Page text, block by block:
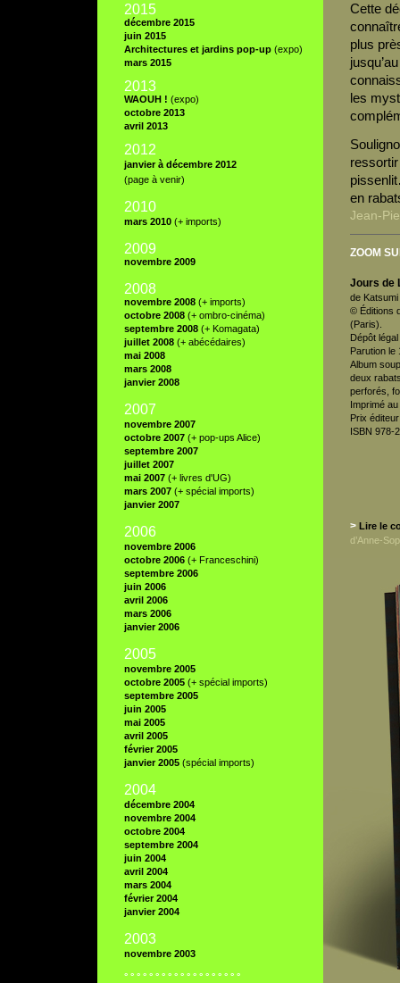
2015
décembre 2015
juin 2015
Architectures et jardins pop-up(expo)
mars 2015
2013
WAOUH ! (expo)
octobre 2013
avril 2013
2012
janvier à décembre 2012
(page à venir)
2010
mars 2010 (+ imports)
2009
novembre 2009
2008
novembre 2008(+ imports)
octobre 2008(+ ombro-cinéma)
septembre 2008(+ Komagata)
juillet 2008(+ abécédaires)
mai 2008
mars 2008
janvier 2008
2007
novembre 2007
octobre 2007(+ pop-ups Alice)
septembre 2007
juillet 2007
mai 2007(+ livres d'UG)
mars 2007(+ spécial imports)
janvier 2007
2006
novembre 2006
octobre 2006 (+ Franceschini)
septembre 2006
juin 2006
avril 2006
mars 2006
janvier 2006
2005
novembre 2005
octobre 2005(+ spécial imports)
septembre 2005
juin 2005
mai 2005
avril 2005
février 2005
janvier 2005(spécial imports)
2004
décembre 2004
novembre 2004
octobre 2004
septembre 2004
juin 2004
avril 2004
mars 2004
février 2004
janvier 2004
2003
novembre 2003
° ° ° ° ° ° ° ° ° ° ° ° ° ° ° ° ° ° °
Cette
plus prè
les
pissenlit
en
Jean-
ZOOM
Jours de
de
© Éditions
(Paris).
Dépôt
Parution le
Album
deux
perforés,
Imprimé
Prix
ISBN 978-
> Lire le
d’Anne-